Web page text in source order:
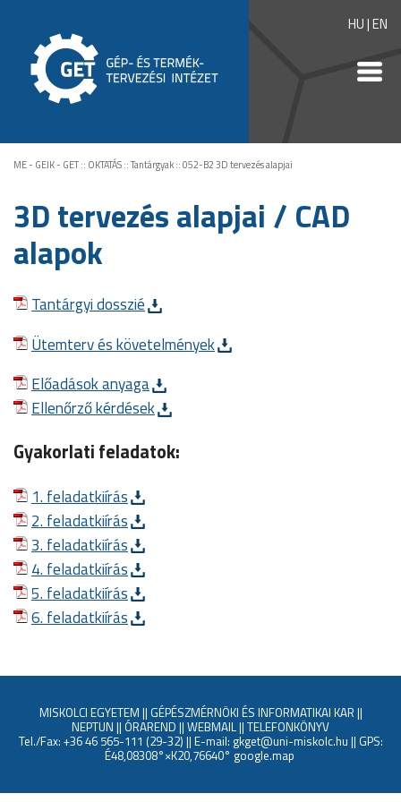
HU|EN
ME - GEIK - GET:: OKTATÁS::Tantárgyak::052-B2 3D tervezés alapjai
3D tervezés alapjai / CAD
alapok
Tantárgyi dosszié
Ütemterv és követelmények
Előadások anyaga
Ellenőrző kérdések
Gyakorlati feladatok:
1. feladatkiírás
2. feladatkiírás
3. feladatkiírás
4. feladatkiírás
5. feladatkiírás
6. feladatkiírás
MISKOLCI EGYETEM || GÉPÉSZMÉRNÖKI ÉS INFORMATIKAI KAR ||
NEPTUN || ÓRAREND || WEBMAIL|| TELEFONKÖNYV
Tel./Fax: +36 46 565-111 (29-32) || E-mail: gkget@uni-miskolc.hu || GPS:
É48,08308°×K20,76640° google.map